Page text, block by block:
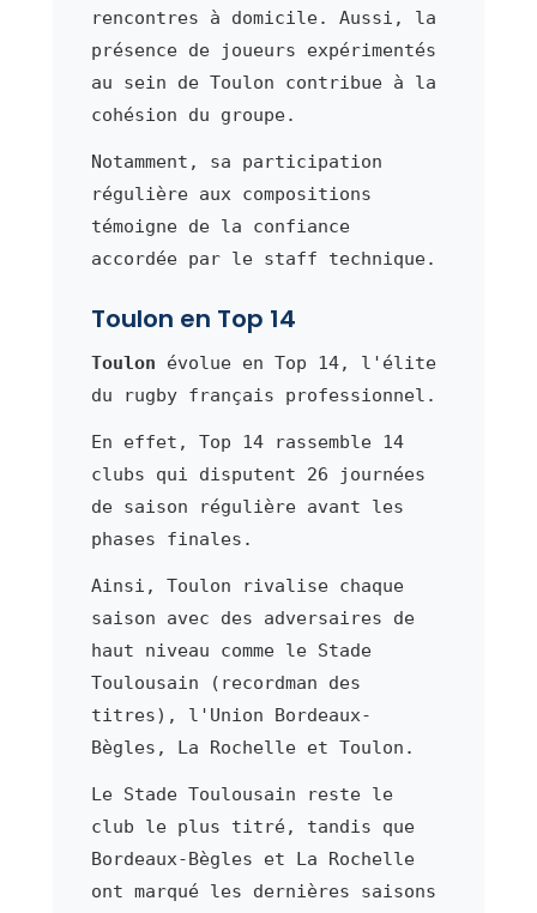
rencontres à domicile. Aussi, la
présence de joueurs expérimentés
au sein de Toulon contribue à la
cohésion du groupe.
Notamment, sa participation
régulière aux compositions
témoigne de la confiance
accordée par le staff technique.
Toulon en Top 14
Toulon évolue en Top 14, l'élite
du rugby français professionnel.
En effet, Top 14 rassemble 14
clubs qui disputent 26 journées
de saison régulière avant les
phases finales.
Ainsi, Toulon rivalise chaque
saison avec des adversaires de
haut niveau comme le Stade
Toulousain (recordman des
titres), l'Union Bordeaux-
Bègles, La Rochelle et Toulon.
Le Stade Toulousain reste le
club le plus titré, tandis que
Bordeaux-Bègles et La Rochelle
ont marqué les dernières saisons